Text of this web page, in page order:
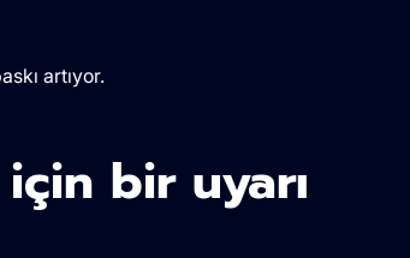
artıyor.
bir uyarı